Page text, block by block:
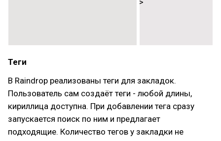
Теги
В Raindrop реализованы теги для закладок.
Пользователь сам создаёт теги - любой длины,
кириллица доступна. При добавлении тега сразу
запускается поиск по ним и предлагает
подходящие. Количество тегов у закладки не